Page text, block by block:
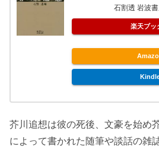
石割透 岩波
楽天ブッ
芥川追想は彼の死後、文豪を始め
によって書かれた随筆や談話の雑